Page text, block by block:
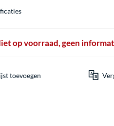
op voorraad, geen
toevoegen